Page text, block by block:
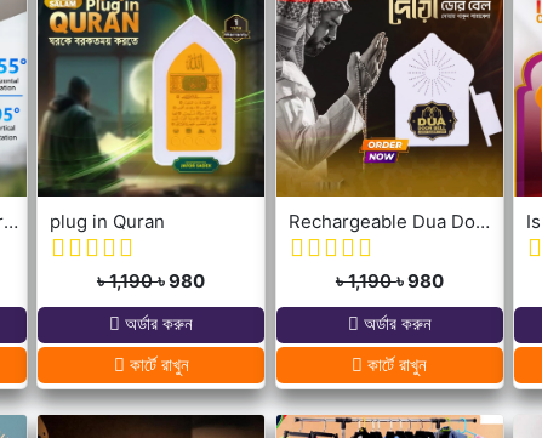
Dual Lens Bulb Holder Camera V380 Pro Apps 1080p full Hd Resulation cctv camera plug in Quran
৳ 1,190৳ 980
অর্ডার করুন
কার্টে রাখুন
Rechargeable Dua Door Bell
৳ 1,190৳ 980
অর্ডার করুন
কার্টে রাখুন